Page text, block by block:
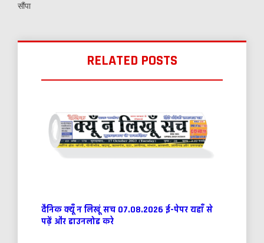
सौंपा
RELATED POSTS
दैनिक क्यूँ न लिखूं सच 07.08.2026 ई-पेपर यहाँ से
पढ़ें और डाउनलोड करे